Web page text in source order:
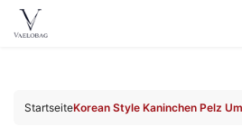
springen
Vaelobag
StartseiteKorean Style Kaninchen Pelz